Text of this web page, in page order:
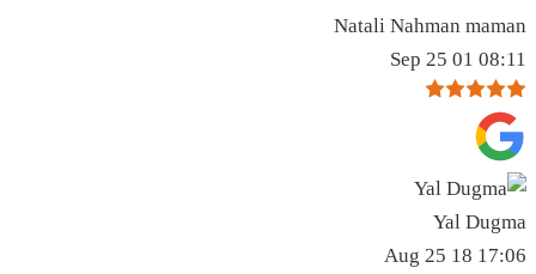
Natali Nahman maman
08:11 01 Sep 25
Yal Dugma
17:06 18 Aug 25